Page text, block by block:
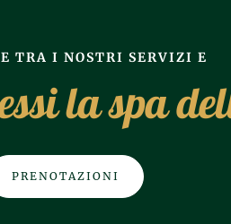
TRA I NOSTRI SERVIZI E
la spa
PRENOTAZIONI